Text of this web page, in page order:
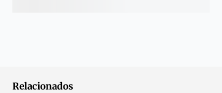
Relacionados